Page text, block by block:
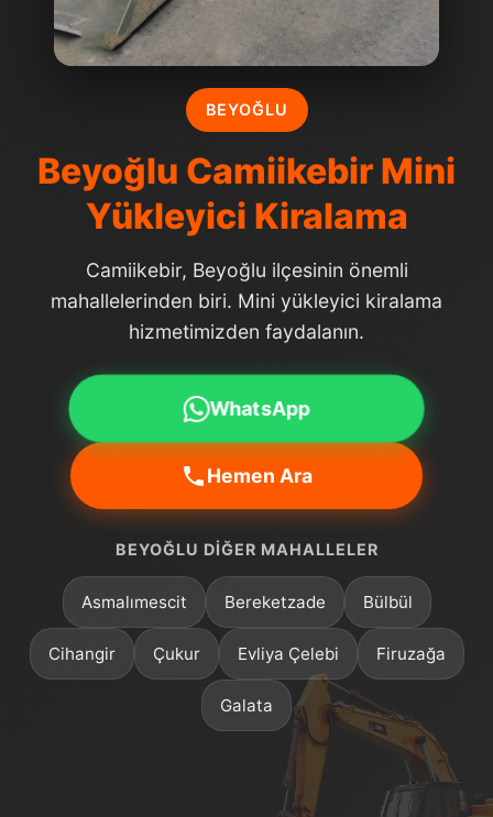
BEYOĞLU
Beyoğlu Camiikebir Mini
Yükleyici Kiralama
Camiikebir, Beyoğlu ilçesinin önemli
mahallelerinden biri. Mini yükleyici kiralama
hizmetimizden faydalanın.
WhatsApp
Hemen Ara
BEYOĞLU DIĞER MAHALLELER
Asmalımescit Bereketzade Bülbül
Cihangir Çukur Evliya Çelebi Firuzağa
Galata